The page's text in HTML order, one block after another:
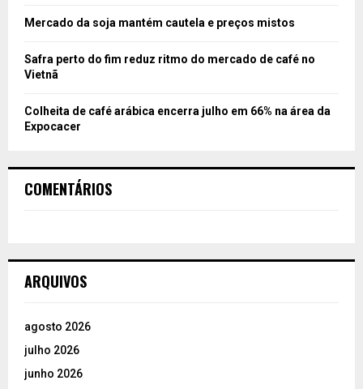
Mercado da soja mantém cautela e preços mistos
Safra perto do fim reduz ritmo do mercado de café no
Vietnã
Colheita de café arábica encerra julho em 66% na área da
Expocacer
COMENTÁRIOS
ARQUIVOS
agosto 2026
julho 2026
junho 2026